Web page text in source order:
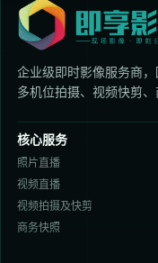
企业级即时影像服务商，
多机位拍摄、视频快剪、
核心服务
照片直播
视频直播
视频拍摄及快剪
商务快照